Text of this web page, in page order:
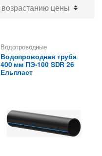
Водопроводные
полиэтиленовые трубы ,
Труба водопроводная ПНД
400 мм
Водопроводная труба
400 мм ПЭ-100 SDR 26
Ельпласт